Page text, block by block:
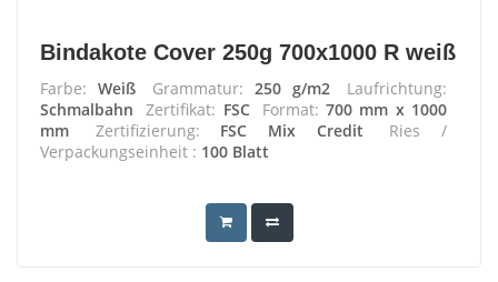
Bindakote Cover 250g 700x1000 R weiß
Farbe: Weiß Grammatur: 250 g/m2
Laufrichtung:
Schmalbahn
Zertifikat: FSC Format:700 mm x 1000
mm
Zertifizierung: FSC Mix Credit
Ries /
Verpackungseinheit : 100 Blatt